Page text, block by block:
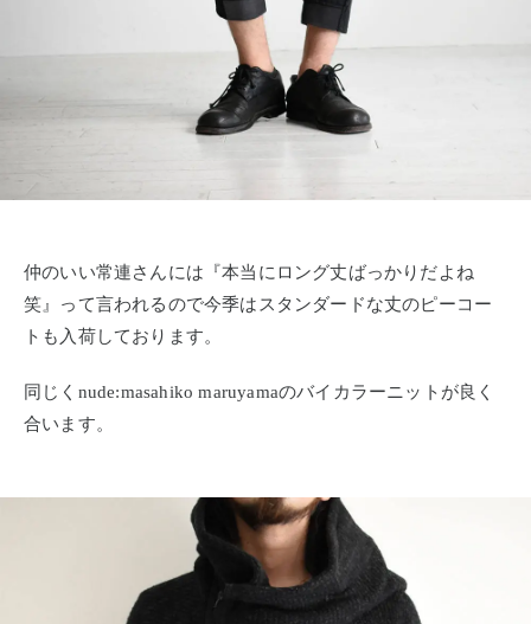
仲のいい常連さんには『本当にロング丈ばっかりだよね
笑』って言われるので今季はスタンダードな丈のピーコー
トも入荷しております。
同じくnude:masahiko maruyamaのバイカラーニットが良く
合います。